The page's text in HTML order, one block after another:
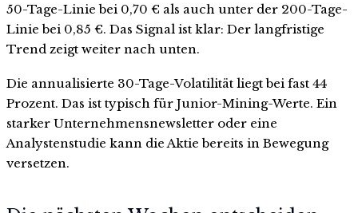
50-Tage-Linie bei 0,70 € als auch unter der 200-Tage-
Linie bei 0,85 €. Das Signal ist klar: Der langfristige
Trend zeigt weiter nach unten.
Die annualisierte 30-Tage-Volatilität liegt bei fast 44
Prozent. Das ist typisch für Junior-Mining-Werte. Ein
starker Unternehmensnewsletter oder eine
Analystenstudie kann die Aktie bereits in Bewegung
versetzen.